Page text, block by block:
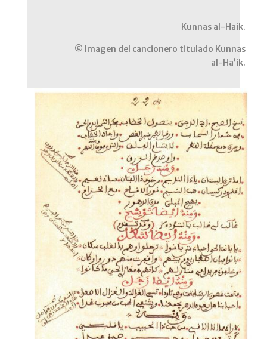
Kunnas al-Haik.
© Imagen del cancionero titulado Kunnas
al-Ha’ik.